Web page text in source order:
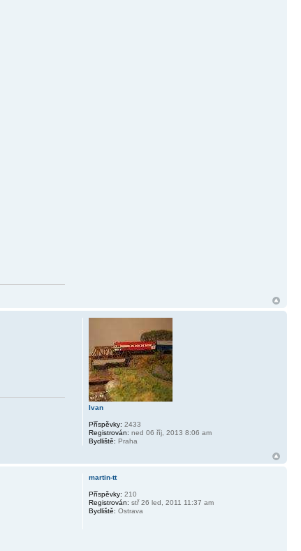
Ivan
Příspěvky: 2433
Registrován: ned 06 říj, 2013 8:06 am
Bydliště: Praha
martin-tt
Příspěvky: 210
Registrován: stř 26 led, 2011 11:37 am
Bydliště: Ostrava